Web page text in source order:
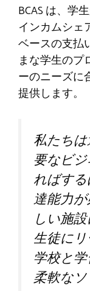
BCAS は、学
インカムシェ
ベースの支払
まな学生のプ
ーのニーズに
提供します。
私たち
要なビ
ればす
達能力
しい施
生徒にリ
学校と
柔軟な